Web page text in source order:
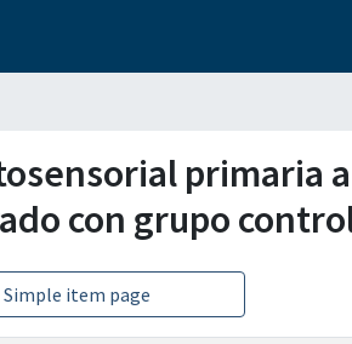
primaria
con grupo
Simple item page